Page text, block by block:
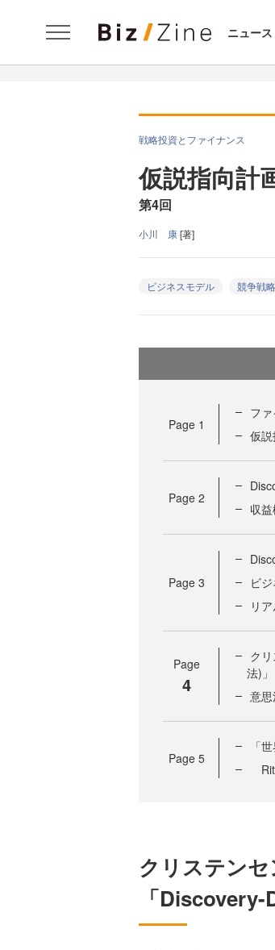
ニュース
戦略投資とファイナンス
仮説指向計
第4回
小川 康[著]
ビジネスモデル 競争戦略
Page 1
フ
仮
Page 2
収
Page 3
ビ
リ
Page
4
ク
法)」
意
Page 5
「
クリステン
「